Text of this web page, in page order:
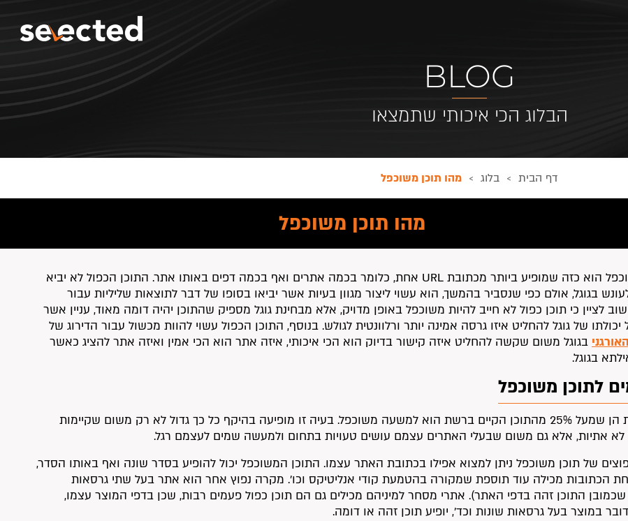
BLOG
הבלוג הכי איכותי שתמצאו
דף הבית > בלוג > מהו תוכן משוכפל
מהו תוכן משוכפל
תוכן משוכפל הוא כזה שמופיע ביותר מכתובת URL אחת, כלומר בכמה אתרים ואף בכמה דפים באותו אתר. התוכן הכפול לא יביא
בגוגל, אולם כפי שנסביר בהמשך, הוא עשוי ליצור מגוון בעיות אשר יביאו בסופו של דבר לתוצאות שליליות עבור
לציין כי תוכן כפול לא חייב להיות משוכפל באופן מדויק, אלא מבחינת גוגל מספיק שהתוכן יהיה דומה מאוד, עניין אשר
יכולתו של גוגל להחליט איזו גרסה אמינה יותר ורלוונטית לגולש. בנוסף, התוכן הכפול עשוי להוות מכשול עבור הדירוג של
בגוגל משום שקשה להחליט איזה קישור בדיוק הוא הכי איכותי, איזה אתר הוא הכי אמין ואיזה אתר להציג כאשר
בגוגל.
לתוכן משוכפל
ההערכות הן שמעל 25% מהתוכן הקיים ברשת הוא למשעה משוכפל. בעיה זו מופיעה בהיקף כל כך גדול לא רק משום שקיימות
אתיות, אלא גם משום שבעלי האתרים עצמם עושים טעויות בתחום ולמעשה שמים לעצמם רגל.
של תוכן משוכפל ניתן למצוא אפילו בכתובת האתר עצמו. התוכן המשוכפל יכול להופיע בסדר שונה ואף באותו הסדר,
הכתובות מכילה עוד תוספת שמקורה בהטמעת קודי אנליטיקס וכו’. מקרה נפוץ אחר הוא אתר בעל שתי גרסאות
התוכן זהה בדפי האתר). אתרי מסחר למיניהם מכילים גם הם תוכן כפול פעמים רבות, שכן בדפי המוצר עצמו,
במוצר בעל גרסאות שונות וכד’, יופיע תוכן זהה או דומה.